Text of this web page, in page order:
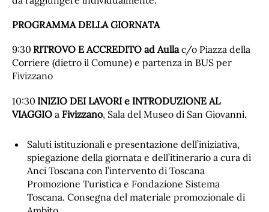
PROGRAMMA DELLA GIORNATA
9:30 RITROVO E ACCREDITO ad Aullac/o Piazza della
Corriere (dietro il Comune) e partenza in BUS per
Fivizzano
10:30 INIZIO DEI LAVORI e INTRODUZIONE AL
VIAGGIO a Fivizzano, Sala del Museo di San Giovanni.
Saluti istituzionali e presentazione dell’iniziativa,
spiegazione della giornata e dell’itinerario a cura di
Anci Toscana con l’intervento di Toscana
Promozione Turistica e Fondazione Sistema
Toscana. Consegna del materiale promozionale di